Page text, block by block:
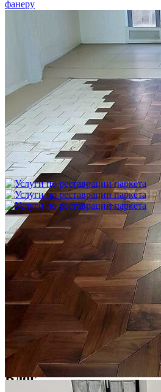
Укладка модульного паркета с
фанеру
3 600 ₽
Услуги по реставрации паркета
1 500 ₽
Блог